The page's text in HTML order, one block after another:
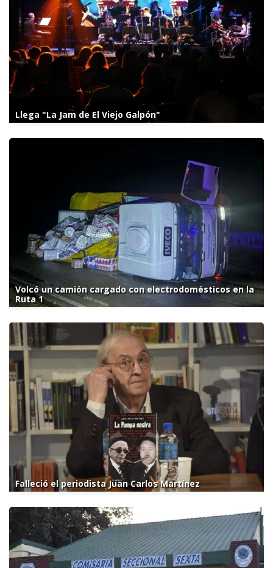
Llega "La Jam de El Viejo Galpón"
Volcó un camión cargado con electrodomésticos en la
Ruta 1
Falleció el periodista Juan Carlos Martínez